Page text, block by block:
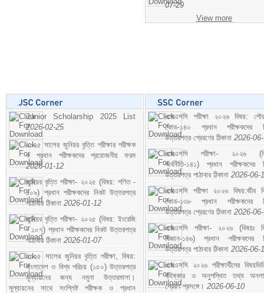
07-29
View more
Junior Scholarship 2025 List
2026-02-25
২০২৫ সালের জুনিয়র বৃত্তি পরীক্ষার পরীক্ষক
ও প্রধান পরীক্ষকদের প্রয়োজনীয় ফরম
2026-01-12
জুনিয়র বৃত্তি পরীক্ষা- ২০২৫ (বিষয়: গণিত -
১০৯) প্রধান পরীক্ষকদের নিকট উত্তরপত্র
পাঠাবার ঠিকানা 2026-01-12
জুনিয়র বৃত্তি পরীক্ষা- ২০২৫ (বিষয়: ইংরেজি
- ১০৭) প্রধান পরীক্ষকদের নিকট উত্তরপত্র
পাঠাবার ঠিকানা 2026-01-07
২০২৫ সালের জুনিয়র বৃত্তি পরীক্ষা, বিষয়:
বাংলাদেশ ও বিশ্ব পরিচয় (১৫০) উত্তরপত্র
মূল্যায়নের জন্য নমুনা উত্তরমালা।
মূল্যায়নের সাথে সংশ্লিষ্ট পরীক্ষক ও প্রধান
এসএসসি পরীক্ষা ২০২৬ বিষয়:
কোড-১৪০ প্রধান পরীক্ষকদের
উত্তরপত্র প্রেরণের ঠিকানা 2026-
এসএসসি পরীক্ষা- ২০২৬
অর্থনীতি-১৪১) প্রধান পরীক্ষকদের
উত্তরপত্র পাঠাবার ঠিকানা 2026-06-
এসএসসি পরীক্ষা ২০২৬ বিষয়:জীব
কোড-১৩৮ প্রধান পরীক্ষকদের
উত্তরপত্র প্রেরণের ঠিকানা 2026-
এসএসসি পরীক্ষা- ২০২৬ (বিষয়ঃ
বিজ্ঞান-১৪৬) প্রধান পরীক্ষকদের
উত্তরপত্র পাঠাবার ঠিকানা 2026-06-
এসএসসি ২০২৬ পরীক্ষার্থীদের
বহিষ্কার ও অনুপস্থিত তথ্য
প্রেরণ প্রসঙ্গে। 2026-06-10